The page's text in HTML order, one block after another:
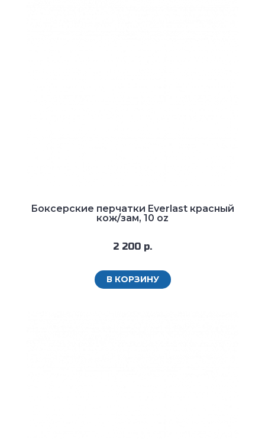
Боксерские перчатки Everlast красный
кож/зам, 10 oz
2 200 р.
В КОРЗИНУ